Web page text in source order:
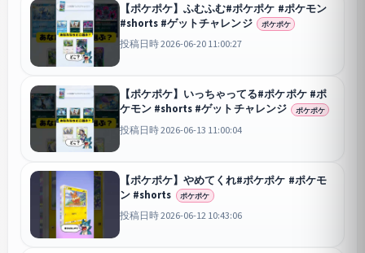
【ポケポケ】ふむふむ#ポケポケ #ポケモン
#shorts #ゲットチャレンジ
ポケポケ
投稿日時 2026-06-20 11:00:27
【ポケポケ】いっちゃってる#ポケポケ #ポ
ケモン #shorts #ゲットチャレンジ
ポケポケ
投稿日時 2026-06-13 11:00:04
【ポケポケ】やめてくれ#ポケポケ #ポケモ
ン #shorts
ポケポケ
投稿日時 2026-06-12 10:43:06